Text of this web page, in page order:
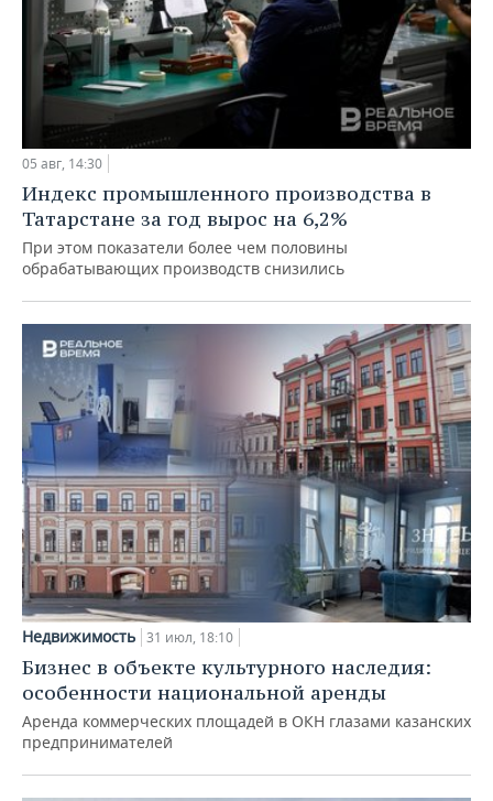
05 авг, 14:30
Индекс промышленного производства в
Татарстане за год вырос на 6,2%
При этом показатели более чем половины
обрабатывающих производств снизились
Недвижимость 31 июл, 18:10
Бизнес в объекте культурного наследия:
особенности национальной аренды
Аренда коммерческих площадей в ОКН глазами казанских
предпринимателей